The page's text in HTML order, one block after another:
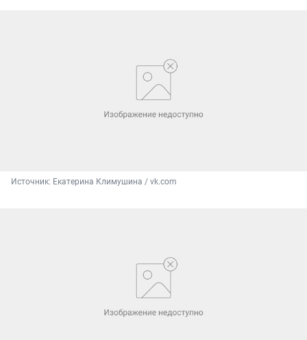
Источник: Екатерина Климушина / vk.com